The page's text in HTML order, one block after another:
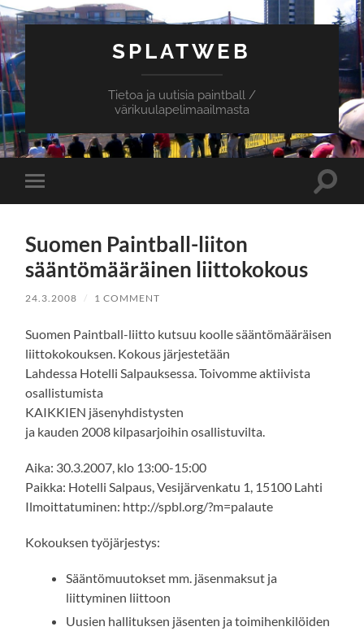
SPLATWEB
Tietoa ja uutisia paintball /
värikuulapelimaailmasta
Toggle
mobile
Toggle
Suomen Paintball-liiton
sääntömääräinen liittokokous
24.3.2008 / 1 COMMENT
Suomen Paintball-liitto kutsuu koolle sääntömääräisen
liittokokouksen. Kokous järjestetään
Lahdessa Hotelli Salpauksessa. Toivomme aktiivista
osallistumista
KAIKKIEN jäsenyhdistysten
ja kauden 2008 kilpasarjoihin osallistuvilta.
Aika: 30.3.2007, klo 13:00-15:00
Paikka: Hotelli Salpaus, Vesijärvenkatu 1, 15100 Lahti
Ilmoittatuminen: http://spbl.org/?m=palaute
Kokouksen työjärjestys:
Sääntömuutokset mm. jäsenmaksut ja
liittyminen liittoon
Uusien hallituksen jäsenten ja toimihenkilöiden